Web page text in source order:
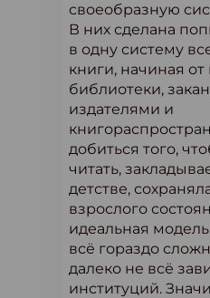
своеобразную
В них сделана
в одну систему
книги, начиная
библиотеки,
издателями и
добиться того,
читать,
детстве,
взрослого
идеальная
всё гораздо
далеко не всё
институций.